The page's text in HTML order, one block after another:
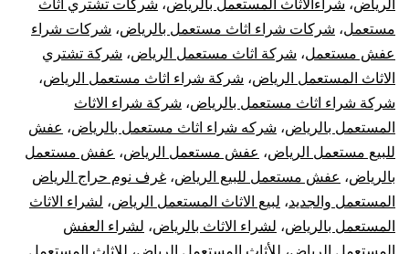
الرياض، شراءالاثاث المستعمل بالرياض، شركات تشتري اثاث
مستعمل، شركات شراء اثاث مستعمل بالرياض، شركات شراء
عفش مستعمل، شركة اثاث مستعمل الرياض، شركة تشتري
الاثاث المستعمل الرياض، شركة شراء اثاث مستعمل الرياض،
شركة شراء اثاث مستعمل بالرياض، شركة شراء الاثاث
المستعمل بالرياض، شركه شراء اثاث مستعمل بالرياض، عفش
للبيع مستعمل الرياض، عفش مستعمل الرياض، عفش مستعمل
بالرياض، عفش مستعمل للبيع الرياض، غرف نوم حراج الرياض
المستعمل والجديد، لبيع الاثاث المستعمل الرياض، لشراء الاثاث
المستعمل بالرياض، لشراء الاثاث بالرياض، لشراء العفش